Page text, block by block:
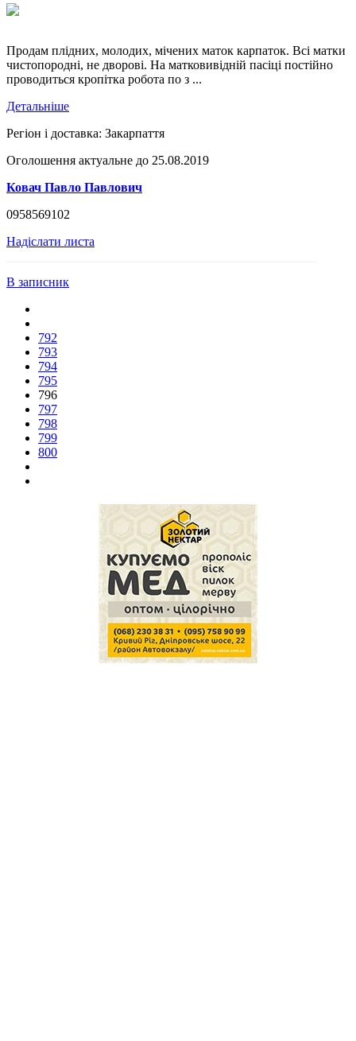
Продам плідних, молодих, мічених маток карпаток. Всі матки
чистопородні, не дворові. На матковивідній пасіці постійно
проводиться кропітка робота по з ...
Детальніше
Регіон і доставка: Закарпаття
Оголошення актуальне до 25.08.2019
Ковач Павло Павлович
0958569102
Надіслати листа
В записник
792
793
794
795
796
797
798
799
800